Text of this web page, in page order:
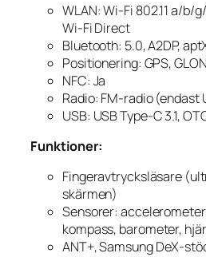
WLAN: Wi-Fi 802.11 a/
Wi-Fi Direct
Bluetooth: 5.0, A2DP,
Positionering: GPS,
NFC: Ja
Radio: FM-radio (endast
USB: USB Type-C 3.1,
Funktioner:
Fingeravtrycksläsare
skärmen)
Sensorer:
kompass, barometer,
ANT+, Samsung DeX-